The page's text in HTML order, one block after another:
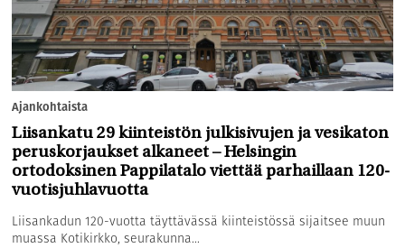
Ajankohtaista
Liisankatu 29 kiinteistön julkisivujen ja vesikaton
peruskorjaukset alkaneet – Helsingin
ortodoksinen Pappilatalo viettää parhaillaan 120-
vuotisjuhlavuotta
Liisankadun 120-vuotta täyttävässä kiinteistössä sijaitsee muun
muassa Kotikirkko, seurakunna...